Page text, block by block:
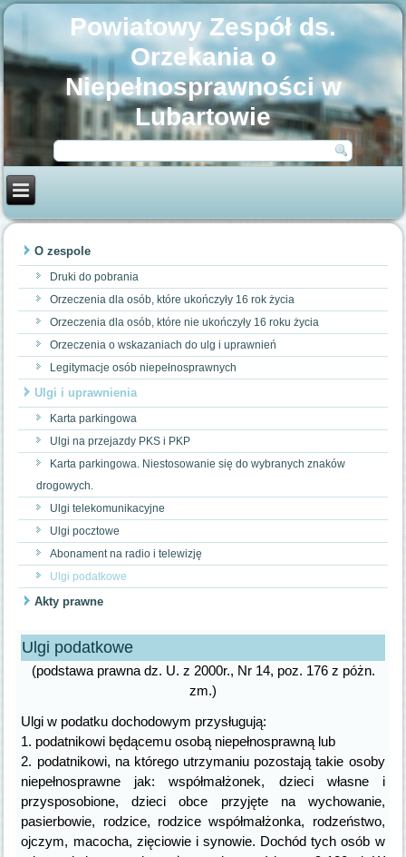
Powiatowy Zespół ds.
Orzekania o
Niepełnosprawności w
Lubartowie
O zespole
Druki do pobrania
Orzeczenia dla osób, które ukończyły 16 rok życia
Orzeczenia dla osób, które nie ukończyły 16 roku życia
Orzeczenia o wskazaniach do ulg i uprawnień
Legitymacje osób niepełnosprawnych
Ulgi i uprawnienia
Karta parkingowa
Ulgi na przejazdy PKS i PKP
Karta parkingowa. Niestosowanie się do wybranych znaków
drogowych.
Ulgi telekomunikacyjne
Ulgi pocztowe
Abonament na radio i telewizję
Ulgi podatkowe
Akty prawne
Ulgi podatkowe
(podstawa prawna dz. U. z 2000r., Nr 14, poz. 176 z póżn.
zm.)
Ulgi w podatku dochodowym przysługują:
1. podatnikowi będącemu osobą niepełnosprawną lub
2. podatnikowi, na którego utrzymaniu pozostają takie osoby
niepełnosprawne jak: współmałżonek, dzieci własne i
przysposobione, dzieci obce przyjęte na wychowanie,
pasierbowie, rodzice, rodzice współmałżonka, rodzeństwo,
ojczym, macocha, zięciowie i synowie. Dochód tych osób w